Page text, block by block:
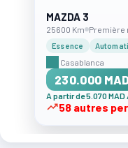
MAZDA 3
25600 Km Première
Essence
Casablanca
230.000 MAD
A partir de 5.070
58 autres